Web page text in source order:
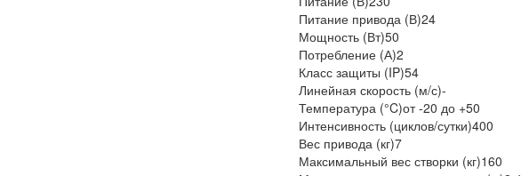
Питание привода (В)24
Мощность (Вт)50
Потребление (А)2
Класс защиты (IP)54
Линейная скорость (м/с)-
Температура (°C)от -20 до +50
Интенсивность (циклов/сутки)400
Вес привода (кг)7
Максимальный вес створки (кг)160